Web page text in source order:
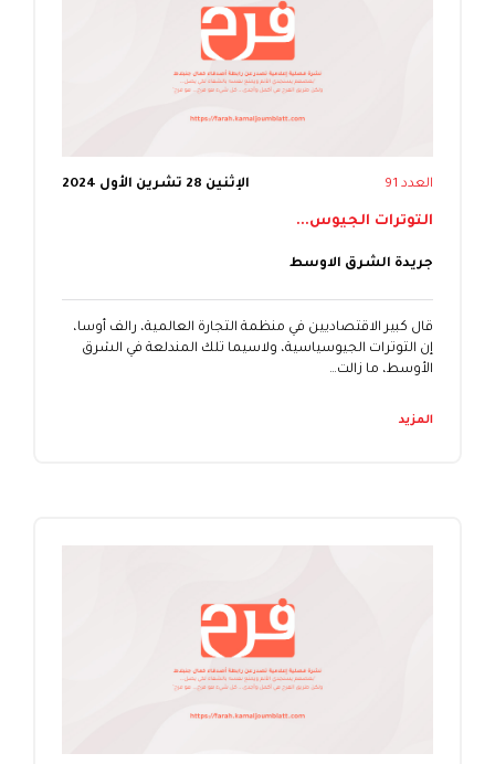
العدد 91 الإثنين 28 تشرين الأول 2024
التوترات الجيوس...
جريدة الشرق الاوسط
قال كبير الاقتصاديين في منظمة التجارة العالمية، رالف أوسا،
إن التوترات الجيوسياسية، ولاسيما تلك المندلعة في الشرق
الأوسط، ما زالت…
المزيد